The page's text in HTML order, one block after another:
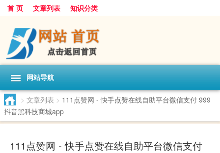
首 页 文章列表 知识分类
网站导航
> 文章列表 > 111点赞网 - 快手点赞在线自助平台微信支付 999
抖音黑科技商城app
111点赞网 - 快手点赞在线自助平台微信支付